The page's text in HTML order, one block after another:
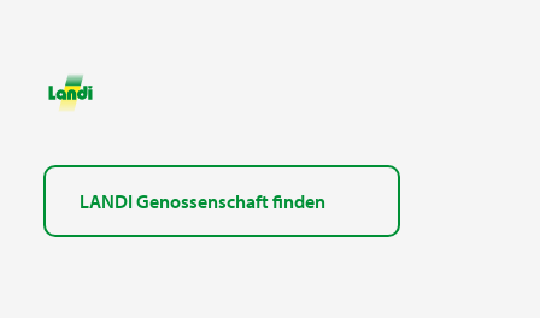
LANDI Genossenschaft finden